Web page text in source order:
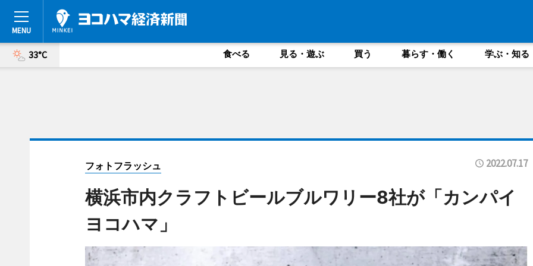
33°C 食べる 見る・遊ぶ 買う 暮らす・働く 学ぶ・知る
フォトフラッシュ 2022.07.17
横浜市内クラフトビールブルワリー8社が「カンパイ
ヨコハマ」